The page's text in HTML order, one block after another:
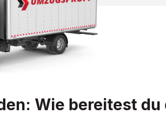
Wie bereitest du